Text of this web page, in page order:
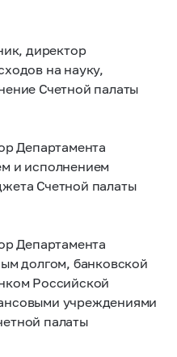
директор
на науку,
Счетной палаты
Департамента
и исполнением
Счетной палаты
Департамента
долгом, банковской
Российской
учреждениями
палаты